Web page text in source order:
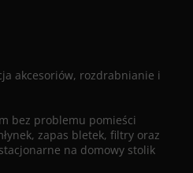
akcesoriów, rozdrabnianie i
bez problemu pomieści
zapas bletek, filtry oraz
na domowy stolik